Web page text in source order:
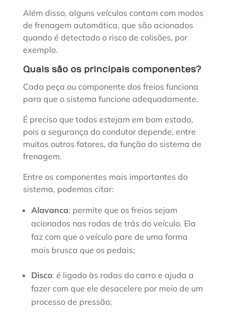
Além disso, alguns veículos contam com modos
de frenagem automática, que são acionados
quando é detectado o risco de colisões, por
exemplo.
Quais são os principais componentes?
Cada peça ou componente dos freios funciona
para que o sistema funcione adequadamente.
É preciso que todos estejam em bom estado,
pois a segurança do condutor depende, entre
muitos outros fatores, da função do sistema de
frenagem.
Entre os componentes mais importantes do
sistema, podemos citar:
Alavanca: permite que os freios sejam
acionados nas rodas de trás do veículo. Ela
faz com que o veículo pare de uma forma
mais brusca que os pedais;
Disco: é ligado às rodas do carro e ajuda a
fazer com que ele desacelere por meio de um
processo de pressão;